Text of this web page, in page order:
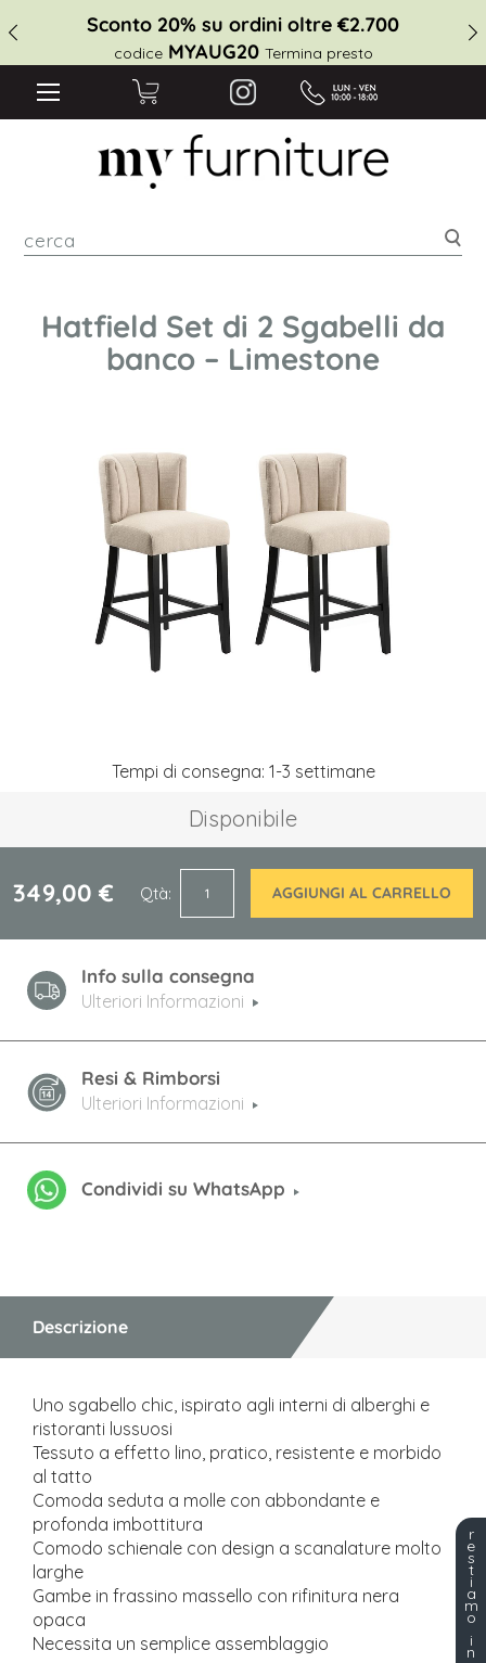
Sconto 20% su ordini oltre €2.700
codice MYAUG20 Termina presto
Hatfield Set di 2 Sgabelli da
banco – Limestone
Tempi di consegna: 1-3 settimane
Disponibile
349,00 € Qtà AGGIUNGI AL CARRELLO
Info sulla consegna
Ulteriori Informazioni
Resi & Rimborsi
Ulteriori Informazioni
Condividi su WhatsApp
Descrizione
Uno sgabello chic, ispirato agli interni di alberghi e
ristoranti lussuosi
Tessuto a effetto lino, pratico, resistente e morbido
al tatto
Comoda seduta a molle con abbondante e
profonda imbottitura
Comodo schienale con design a scanalature molto
larghe
Gambe in frassino massello con rifinitura nera
opaca
Necessita un semplice assemblaggio
r
e
s
t
i
a
m
o
i
n